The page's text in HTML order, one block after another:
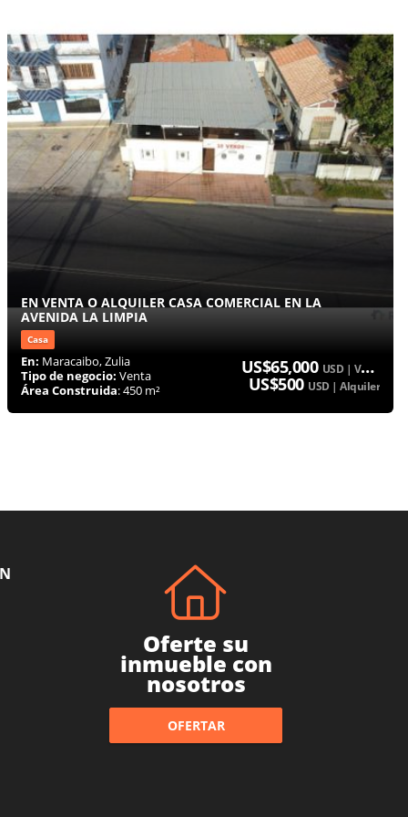
EN VENTA O ALQUILER CASA COMERCIAL EN LA
AVENIDA LA LIMPIA
Casa
En: Maracaibo, Zulia
Tipo de negocio: Venta
Área Construida: 450 m²
US$65,000 USD | Venta
US$500 USD | Alquiler
Oferte su
inmueble con
nosotros
OFERTAR